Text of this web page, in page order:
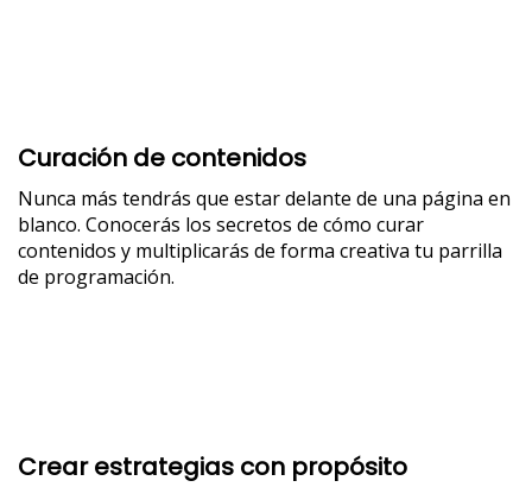
Curación de contenidos
Nunca más tendrás que estar delante de una página en
blanco. Conocerás los secretos de cómo curar
contenidos y multiplicarás de forma creativa tu parrilla
de programación.
Crear estrategias con propósito